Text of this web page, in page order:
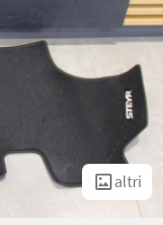
altri